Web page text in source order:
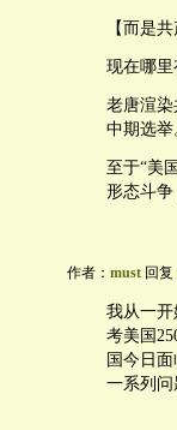
【而是
现在哪
老唐渲
中期选举
至于“美
形态斗争
作者： must 回复
我从一开
考美国
国今日
一系列问